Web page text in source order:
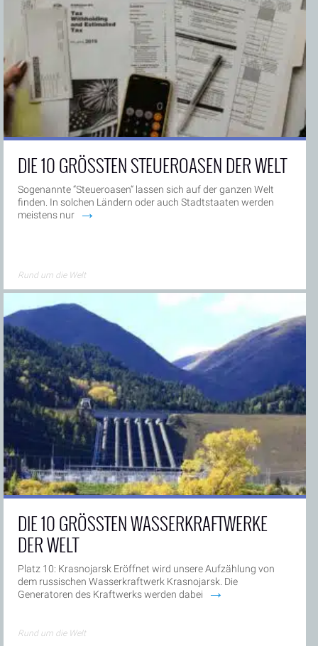
DIE 10 GRÖSSTEN STEUEROASEN DER WELT
Sogenannte “Steueroasen“ lassen sich auf der ganzen Welt
finden. In solchen Ländern oder auch Stadtstaaten werden
meistens nur
→
Rund um die Welt
DIE 10 GRÖSSTEN WASSERKRAFTWERKE D
ER WELT
Platz 10: Krasnojarsk Eröffnet wird unsere Aufzählung von
dem russischen Wasserkraftwerk Krasnojarsk. Die
Generatoren des Kraftwerks werden dabei
→
Rund um die Welt